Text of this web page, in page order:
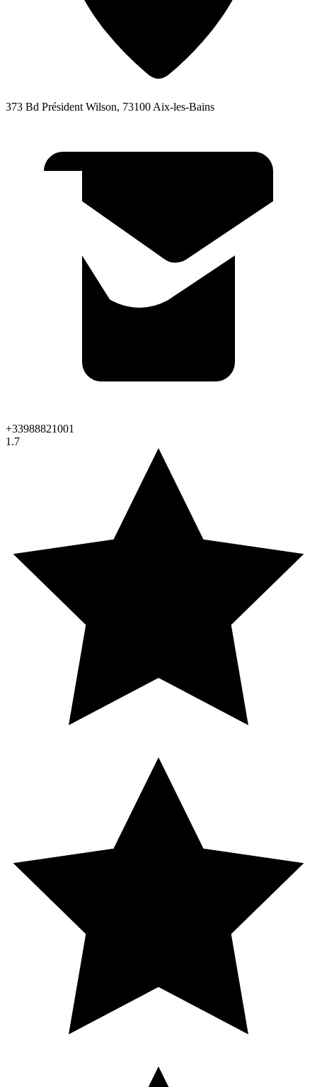
373 Bd Président Wilson, 73100 Aix-les-Bains
+33988821001
1.7